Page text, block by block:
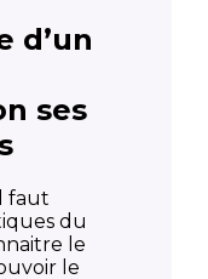
d’un
ses
faut
du
le
le